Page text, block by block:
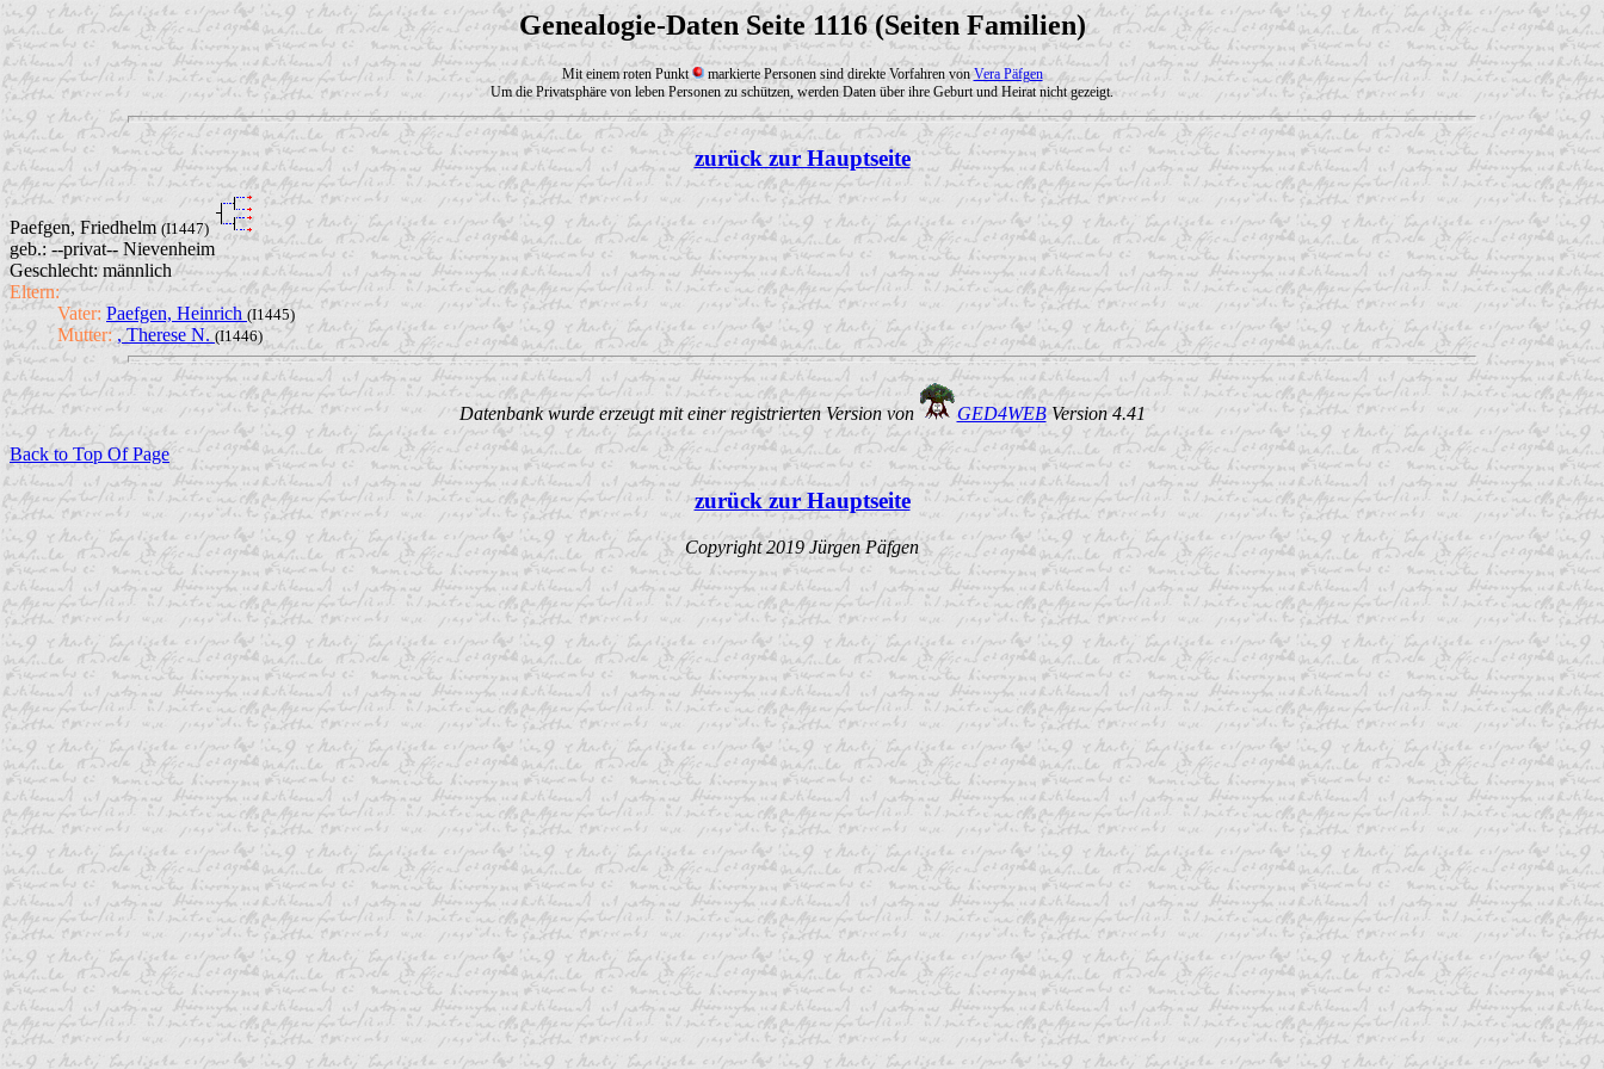
Genealogie-Daten Seite 1116 (Seiten Familien)
Mit einem roten Punkt markierte Personen sind direkte Vorfahren vonVera Päfgen
Um die Privatsphäre von leben Personen zu schützen, werden Daten über ihre Geburt und Heirat nicht gezeigt.
zurück zur Hauptseite
Paefgen, Friedhelm (I1447)
geb.: --privat-- Nievenheim
Geschlecht: männlich
Eltern:
Vater: Paefgen, Heinrich (I1445)
Mutter: , Therese N.(I1446)
Datenbank wurde erzeugt mit einer registrierten Version von GED4WEBVersion 4.41
Back to Top Of Page
zurück zur Hauptseite
Copyright 2019 Jürgen Päfgen